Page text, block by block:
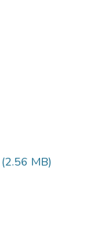
(2.56 MB)